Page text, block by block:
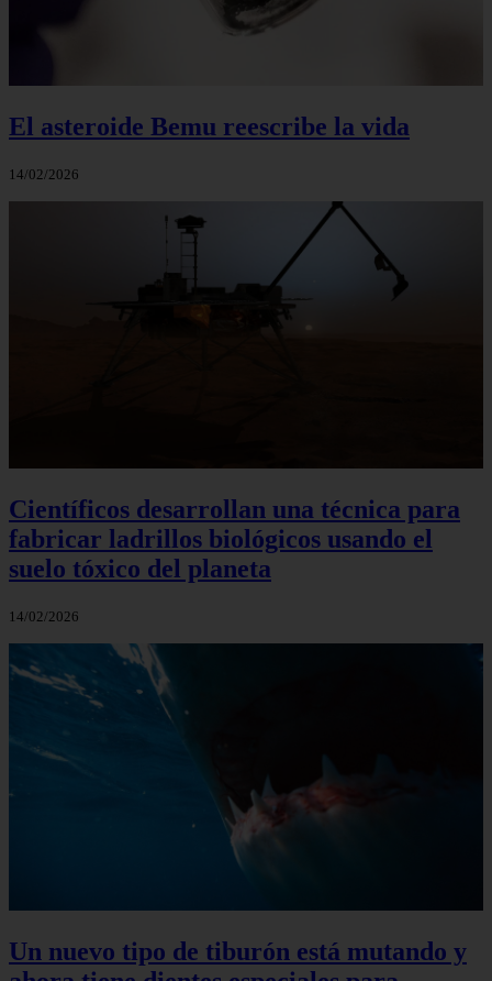
El asteroide Bemu reescribe la vida
14/02/2026
Científicos desarrollan una técnica para
fabricar ladrillos biológicos usando el
suelo tóxico del planeta
14/02/2026
Un nuevo tipo de tiburón está mutando y